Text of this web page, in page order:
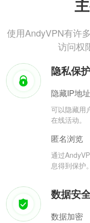
使用AndyVPN有许
访问权
隐私保
隐藏IP地址
可以隐藏用
在线活动。
匿名浏览
通过
息得到保护。
数据安
数据加密